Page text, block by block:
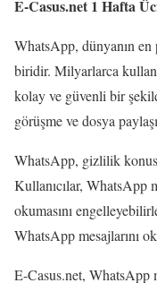
E-Casus.net 1 Hafta
WhatsApp, dünyanın en
biridir. Milyarlarca
kolay ve güvenli bir
görüşme ve dosya
WhatsApp, gizlilik
Kullanıcılar, WhatsApp
okumasını
WhatsApp mesajlarını
E-Casus.net, WhatsApp